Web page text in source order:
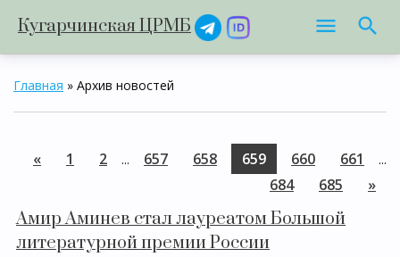
Кугарчинская ЦРМБ
Главная » Архив новостей
« 1 2 ... 657 658 659 660 661 ...
684 685 »
Амир Аминев стал лауреатом Большой
литературной премии России